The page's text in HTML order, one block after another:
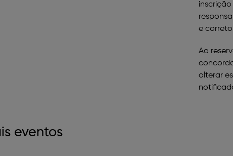
e
Ao
alterar
eventos